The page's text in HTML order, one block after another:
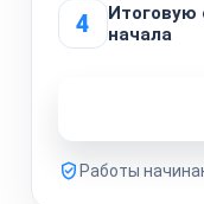
4
Итоговую
начала
Работы